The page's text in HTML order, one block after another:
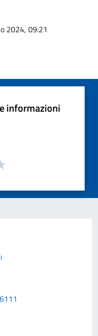
2024, 09:21
informazioni